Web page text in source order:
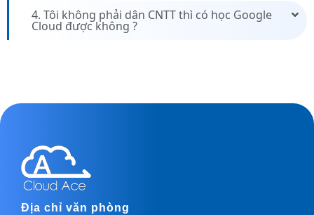
4. Tôi không phải dân CNTT thì có học Google
Cloud được không ?
Địa chỉ văn phòng